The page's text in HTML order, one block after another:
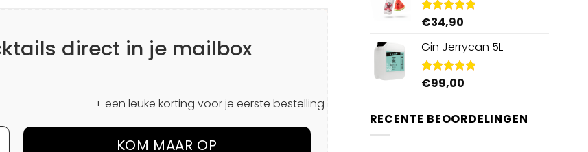
direct in je mailbox
+ een leuke korting voor je eerste bestelling
Gewaardeerd
uit 5
€34,90
Gin Jerrycan 5L
Gewaardeerd
uit 5
€99,00
RECENTE BEOORDELINGEN